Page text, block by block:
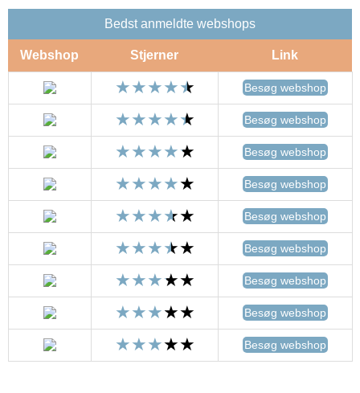
Bedst anmeldte webshops
Webshop Stjerner Link
Besøg webshop
Besøg webshop
Besøg webshop
Besøg webshop
Besøg webshop
Besøg webshop
Besøg webshop
Besøg webshop
Besøg webshop